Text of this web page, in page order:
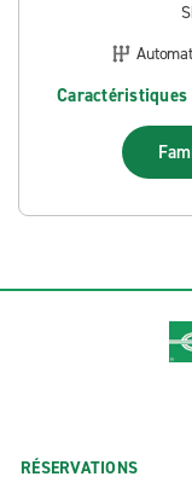
RÉSERVATIONS